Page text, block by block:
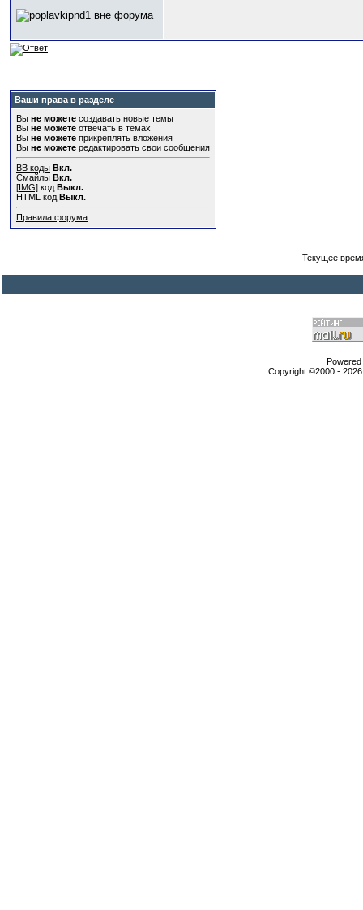
Ваши права в разделе
Вы не можете создавать новые темы
Вы не можете отвечать в темах
Вы не можете прикреплять вложения
Вы не можете редактировать свои сообщения
BB коды Вкл.
Смайлы Вкл.
[IMG] код Выкл.
HTML код Выкл.
Правила форума
Текущее
Copyright ©2000 -